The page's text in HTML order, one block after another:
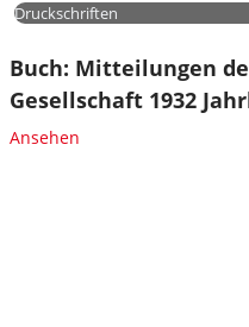
Druckschriften
Buch: Mitteilungen
Gesellschaft 1932
Ansehen